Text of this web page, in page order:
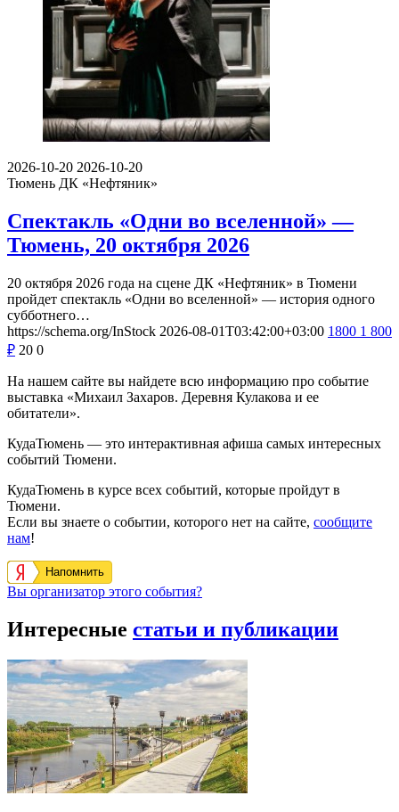
2026-10-20 2026-10-20
Тюмень ДК «Нефтяник»
Спектакль «Одни во вселенной» —
Тюмень, 20 октября 2026
20 октября 2026 года на сцене ДК «Нефтяник» в Тюмени
пройдет спектакль «Одни во вселенной» — история одного
субботнего…
https://schema.org/InStock 2026-08-01T03:42:00+03:00 1800 1 800
₽ 20 0
На нашем сайте вы найдете всю информацию про событие
выставка «Михаил Захаров. Деревня Кулакова и ее
обитатели».
КудаТюмень — это интерактивная афиша самых интересных
событий Тюмени.
КудаТюмень в курсе всех событий, которые пройдут в
Тюмени.
Если вы знаете о событии, которого нет на сайте, сообщите
нам!
Напомнить
Вы организатор этого события?
Интересные статьи и публикации